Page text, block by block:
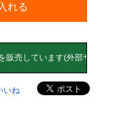
れる
いね